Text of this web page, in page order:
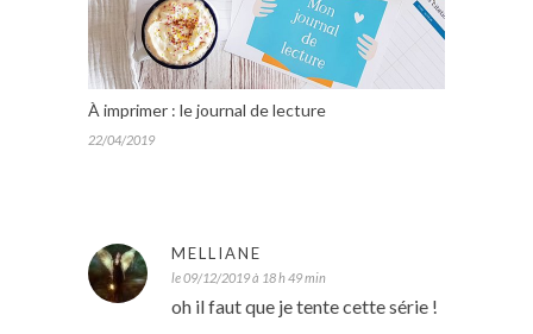
À imprimer : le journal de lecture
22/04/2019
MELLIANE
le 09/12/2019 à 18 h 49 min
oh il faut que je tente cette série !